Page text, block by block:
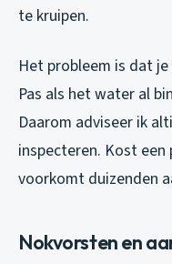
te kruipen.
Het probleem is dat
Pas als het water al
Daarom adviseer ik
inspecteren. Kost
voorkomt duizenden
Nokvorsten en